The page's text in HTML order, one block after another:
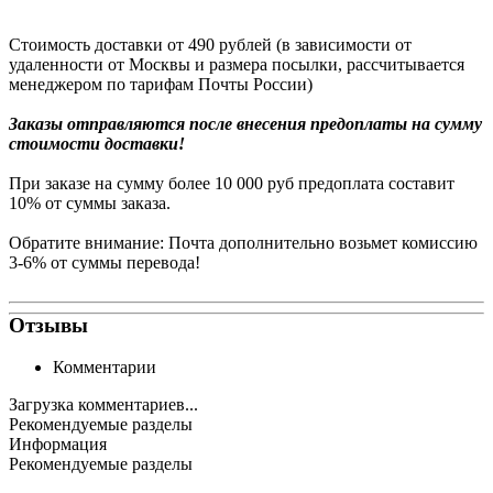
Стоимость доставки от 490 рублей (в зависимости от
удаленности от Москвы и размера посылки, рассчитывается
менеджером по тарифам Почты России)
Заказы отправляются после внесения предоплаты на сумму
стоимости доставки!
При заказе на сумму более 10 000 руб предоплата составит
10% от суммы заказа.
Обратите внимание: Почта дополнительно возьмет комиссию
3-6% от суммы перевода!
Отзывы
Комментарии
Загрузка комментариев...
Рекомендуемые разделы
Информация
Рекомендуемые разделы